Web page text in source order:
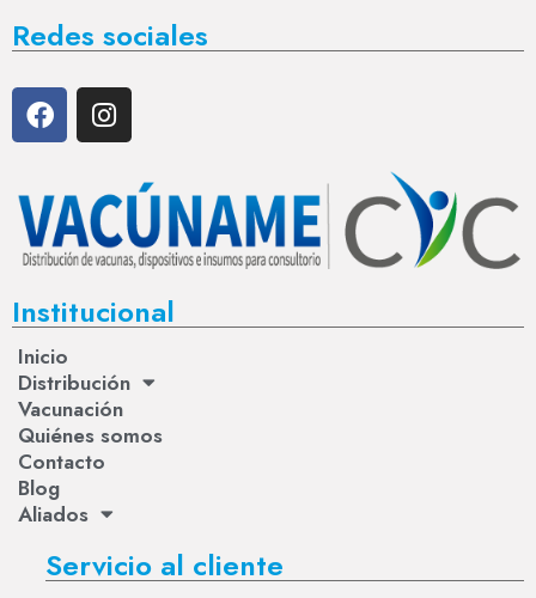
Redes sociales
Institucional
Inicio
Distribución
Vacunación
Quiénes somos
Contacto
Blog
Aliados
Servicio al cliente